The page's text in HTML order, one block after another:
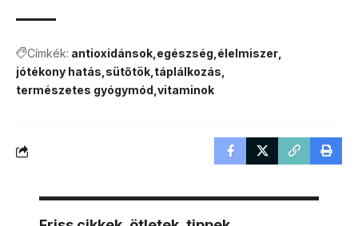
Címkék: antioxidánsok egészség élelmiszer
jótékony hatás sütőtök táplálkozás
természetes gyógymód vitaminok